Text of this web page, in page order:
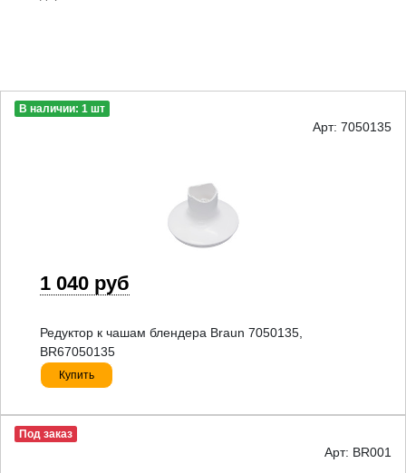
В наличии: 1 шт
Арт: 7050135
1 040 руб
Редуктор к чашам блендера Braun 7050135,
BR67050135
Купить
Под заказ
Арт: BR001